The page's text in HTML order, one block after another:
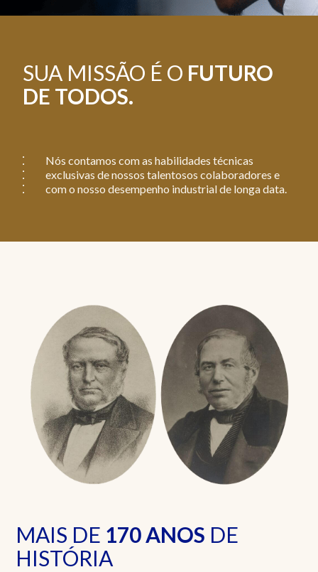
SUA MISSÃO É O FUTURO
DE TODOS.
Nós contamos com as habilidades técnicas
exclusivas de nossos talentosos colaboradores e
com o nosso desempenho industrial de longa data.
MAIS DE 170 ANOS DE
HISTÓRIA